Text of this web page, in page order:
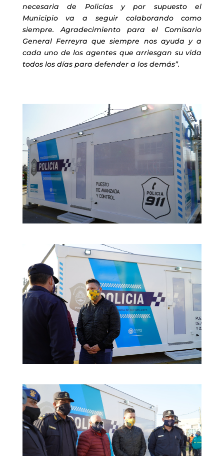
necesaria de Policías y por supuesto el
Municipio va a seguir colaborando como
siempre. Agradecimiento para el Comisario
General Ferreyra que siempre nos ayuda y a
cada uno de los agentes que arriesgan su vida
todos los días para defender a los demás”.